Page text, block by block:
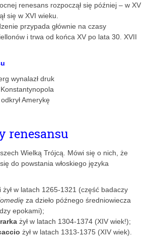
renesans rozpoczął się później – w XV
się w XVI wieku.
przypada głównie na czasy
i trwa od końca XV po lata 30. XVII
wynalazł druk
Amerykę
renesansu
Wielką Trójcą. Mówi się o nich, że
do powstania włoskiego języka
żył w latach 1265-1321 (część badaczy
za dzieło późnego średniowiecza
epokami);
żył w latach 1304-1374 (XIV wiek!);
żył w latach 1313-1375 (XIV wiek).